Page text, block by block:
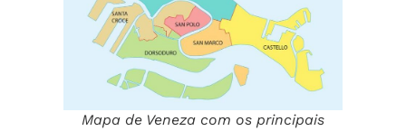
Mapa de Veneza com os principais